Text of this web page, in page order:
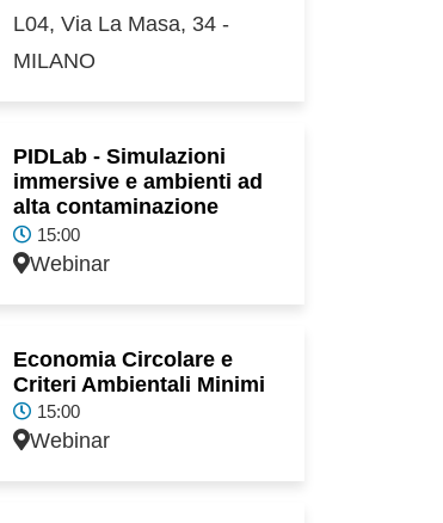
L04, Via La Masa, 34 -
MILANO
PIDLab - Simulazioni
immersive e ambienti ad
alta contaminazione
15:00
Webinar
Economia Circolare e
Criteri Ambientali Minimi
15:00
Webinar